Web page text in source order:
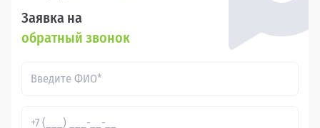
Заявка на
обратный звонок